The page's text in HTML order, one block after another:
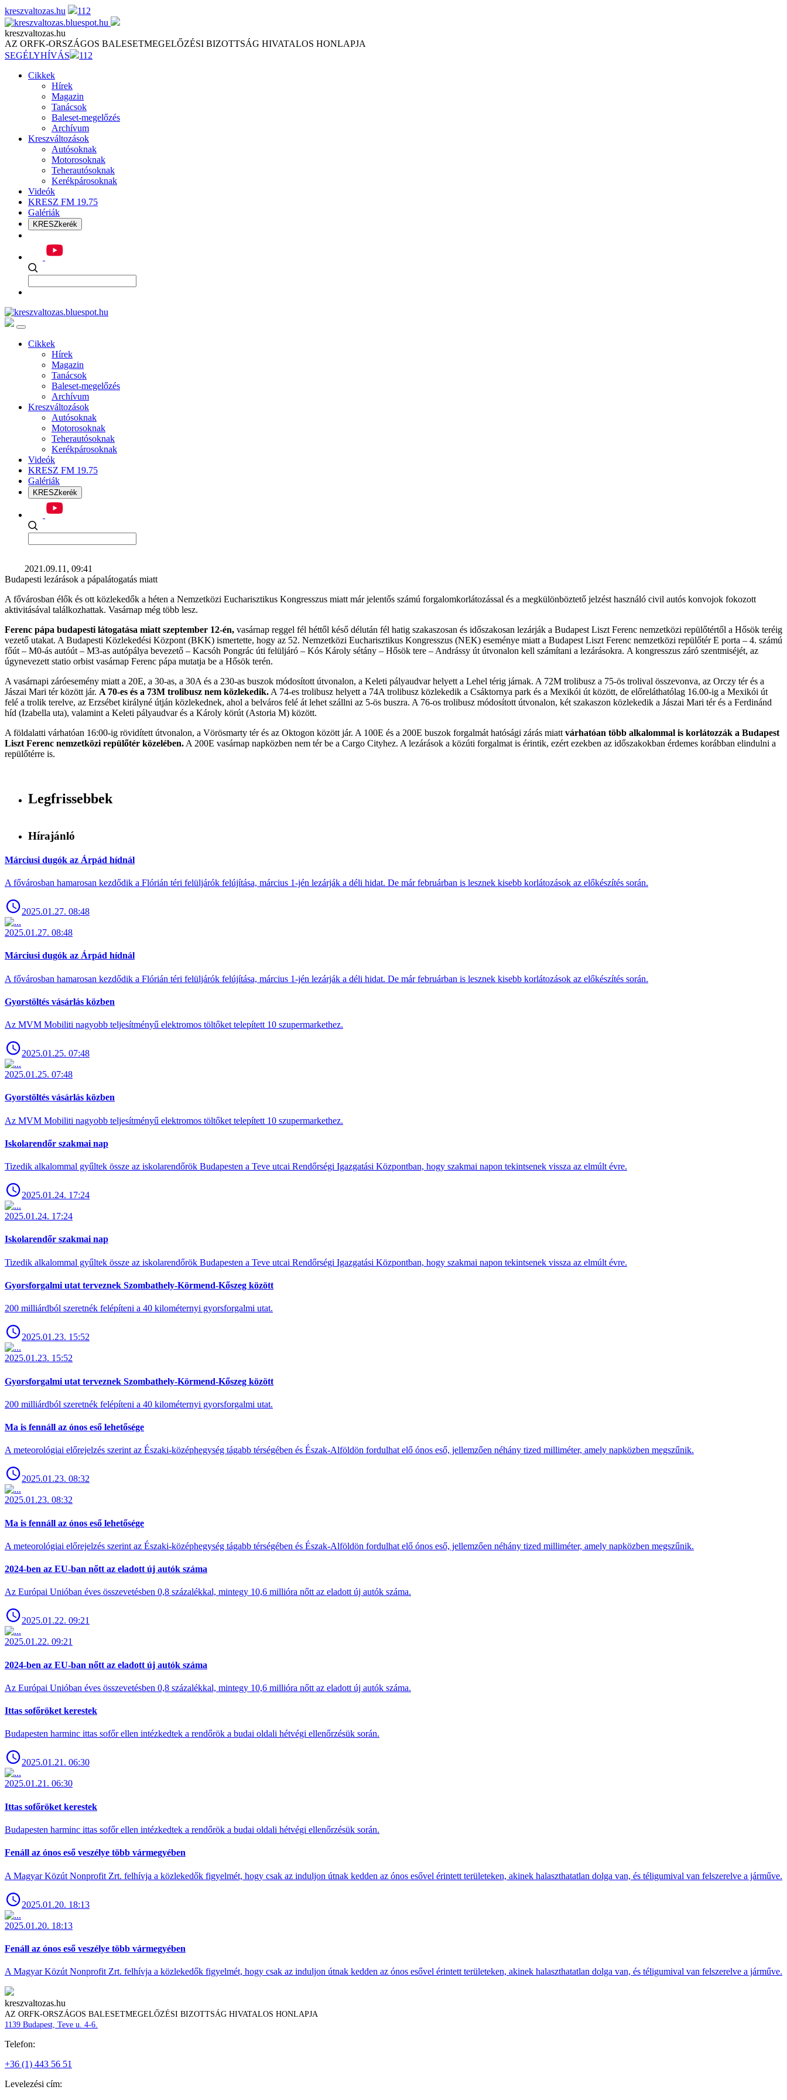
Skip
to
content
kreszvaltozas.hu 112
kreszvaltozas.hu
AZ ORFK-ORSZÁGOS BALESETMEGELŐZÉSI BIZOTTSÁG HIVATALOS HONLAPJA
SEGÉLYHÍVÁS
112
Cikkek
Hírek
Magazin
Tanácsok
Baleset-megelőzés
Archívum
Kreszváltozások
Autósoknak
Motorosoknak
Teherautósoknak
Kerékpárosoknak
Videók
KRESZ FM 19.75
Galériák
KRESZkerék
Cikkek
Hírek
Magazin
Tanácsok
Baleset-megelőzés
Archívum
Kreszváltozások
Autósoknak
Motorosoknak
Teherautósoknak
Kerékpárosoknak
Videók
KRESZ FM 19.75
Galériák
KRESZkerék
2021.09.11, 09:41
Budapesti lezárások a pápalátogatás miatt
A fővárosban élők és ott közlekedők a héten a Nemzetközi Eucharisztikus Kongresszus miatt már jelentős számú forgalomkorlátozással és a megkülönböztető jelzést használó civil autós konvojok fokozott
aktivitásával találkozhattak. Vasárnap még több lesz.
Ferenc pápa budapesti látogatása miatt szeptember 12-én, vasárnap reggel fél héttől késő délután fél hatig szakaszosan és időszakosan lezárják a Budapest Liszt Ferenc nemzetközi repülőtértől a Hősök teréig
vezető utakat. A Budapesti Közlekedési Központ (BKK) ismertette, hogy az 52. Nemzetközi Eucharisztikus Kongresszus (NEK) eseménye miatt a Budapest Liszt Ferenc nemzetközi repülőtér E porta – 4. számú
főút – M0-ás autóút – M3-as autópálya bevezető – Kacsóh Pongrác úti felüljáró – Kós Károly sétány – Hősök tere – Andrássy út útvonalon kell számítani a lezárásokra. A kongresszus záró szentmiséjét, az
úgynevezett statio orbist vasárnap Ferenc pápa mutatja be a Hősök terén.
A vasárnapi záróesemény miatt a 20E, a 30-as, a 30A és a 230-as buszok módosított útvonalon, a Keleti pályaudvar helyett a Lehel térig járnak. A 72M trolibusz a 75-ös trolival összevonva, az Orczy tér és a
Jászai Mari tér között jár. A 70-es és a 73M trolibusz nem közlekedik. A 74-es trolibusz helyett a 74A trolibusz közlekedik a Csáktornya park és a Mexikói út között, de előreláthatólag 16.00-ig a Mexikói út
felé a trolik terelve, az Erzsébet királyné útján közlekednek, ahol a belváros felé át lehet szállni az 5-ös buszra. A 76-os trolibusz módosított útvonalon, két szakaszon közlekedik a Jászai Mari tér és a Ferdinánd
híd (Izabella uta), valamint a Keleti pályaudvar és a Károly körút (Astoria M) között.
A földalatti várhatóan 16:00-ig rövidített útvonalon, a Vörösmarty tér és az Oktogon között jár. A 100E és a 200E buszok forgalmát hatósági zárás miatt várhatóan több alkalommal is korlátozzák a Budapest
Liszt Ferenc nemzetközi repülőtér közelében. A 200E vasárnap napközben nem tér be a Cargo Cityhez. A lezárások a közúti forgalmat is érintik, ezért ezekben az időszakokban érdemes korábban elindulni a
repülőtérre is.
Legfrissebbek
Hírajánló
Márciusi dugók az Árpád hídnál
A fővárosban hamarosan kezdődik a Flórián téri felüljárók felújítása, március 1-jén lezárják a déli hidat. De már februárban is lesznek kisebb korlátozások az előkészítés során.
2025.01.27. 08:48
2025.01.27. 08:48
Márciusi dugók az Árpád hídnál
A fővárosban hamarosan kezdődik a Flórián téri felüljárók felújítása, március 1-jén lezárják a déli hidat. De már februárban is lesznek kisebb korlátozások az előkészítés során.
Gyorstöltés vásárlás közben
Az MVM Mobiliti nagyobb teljesítményű elektromos töltőket telepített 10 szupermarkethez.
2025.01.25. 07:48
2025.01.25. 07:48
Gyorstöltés vásárlás közben
Az MVM Mobiliti nagyobb teljesítményű elektromos töltőket telepített 10 szupermarkethez.
Iskolarendőr szakmai nap
Tizedik alkalommal gyűltek össze az iskolarendőrök Budapesten a Teve utcai Rendőrségi Igazgatási Központban, hogy szakmai napon tekintsenek vissza az elmúlt évre.
2025.01.24. 17:24
2025.01.24. 17:24
Iskolarendőr szakmai nap
Tizedik alkalommal gyűltek össze az iskolarendőrök Budapesten a Teve utcai Rendőrségi Igazgatási Központban, hogy szakmai napon tekintsenek vissza az elmúlt évre.
Gyorsforgalmi utat terveznek Szombathely-Körmend-Kőszeg között
200 milliárdból szeretnék felépíteni a 40 kilométernyi gyorsforgalmi utat.
2025.01.23. 15:52
2025.01.23. 15:52
Gyorsforgalmi utat terveznek Szombathely-Körmend-Kőszeg között
200 milliárdból szeretnék felépíteni a 40 kilométernyi gyorsforgalmi utat.
Ma is fennáll az ónos eső lehetősége
A meteorológiai előrejelzés szerint az Északi-középhegység tágabb térségében és Észak-Alföldön fordulhat elő ónos eső, jellemzően néhány tized milliméter, amely napközben megszűnik.
2025.01.23. 08:32
2025.01.23. 08:32
Ma is fennáll az ónos eső lehetősége
A meteorológiai előrejelzés szerint az Északi-középhegység tágabb térségében és Észak-Alföldön fordulhat elő ónos eső, jellemzően néhány tized milliméter, amely napközben megszűnik.
2024-ben az EU-ban nőtt az eladott új autók száma
Az Európai Unióban éves összevetésben 0,8 százalékkal, mintegy 10,6 millióra nőtt az eladott új autók száma.
2025.01.22. 09:21
2025.01.22. 09:21
2024-ben az EU-ban nőtt az eladott új autók száma
Az Európai Unióban éves összevetésben 0,8 százalékkal, mintegy 10,6 millióra nőtt az eladott új autók száma.
Ittas sofőröket kerestek
Budapesten harminc ittas sofőr ellen intézkedtek a rendőrök a budai oldali hétvégi ellenőrzésük során.
2025.01.21. 06:30
2025.01.21. 06:30
Ittas sofőröket kerestek
Budapesten harminc ittas sofőr ellen intézkedtek a rendőrök a budai oldali hétvégi ellenőrzésük során.
Fenáll az ónos eső veszélye több vármegyében
A Magyar Közút Nonprofit Zrt. felhívja a közlekedők figyelmét, hogy csak az induljon útnak kedden az ónos esővel érintett területeken, akinek halaszthatatlan dolga van, és téligumival van felszerelve a járműve.
2025.01.20. 18:13
2025.01.20. 18:13
Fenáll az ónos eső veszélye több vármegyében
A Magyar Közút Nonprofit Zrt. felhívja a közlekedők figyelmét, hogy csak az induljon útnak kedden az ónos esővel érintett területeken, akinek halaszthatatlan dolga van, és téligumival van felszerelve a járműve.
kreszvaltozas.hu
AZ ORFK-ORSZÁGOS BALESETMEGELŐZÉSI BIZOTTSÁG HIVATALOS HONLAPJA
1139 Budapest, Teve u. 4-6.
Telefon:
+36 (1) 443 56 51
Levelezési cím: